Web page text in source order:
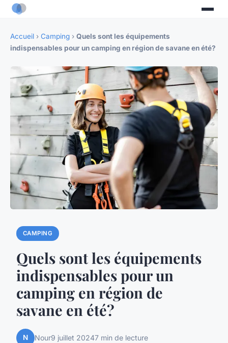
Accueil › Camping › Quels sont les équipements
indispensables pour un camping en région de savane en été?
CAMPING
Quels sont les équipements
indispensables pour un
camping en région de
savane en été?
N Nour9 juillet 20247 min de lecture